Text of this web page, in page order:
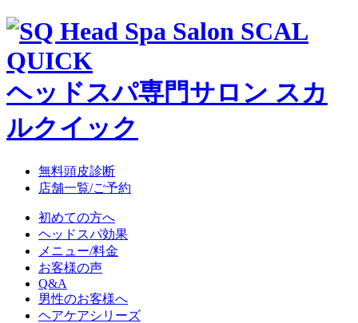
ヘッドスパ専門サロン スカ
ルクイック
無料頭皮診断
店舗一覧/ご予約
初めての方へ
ヘッドスパ効果
メニュー/料金
お客様の声
Q&A
男性のお客様へ
ヘアケアシリーズ